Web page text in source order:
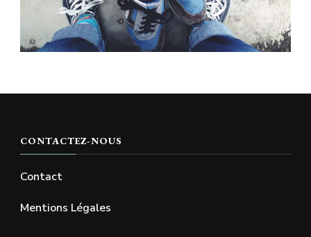
CONTACTEZ-NOUS
Contact
Mentions Légales